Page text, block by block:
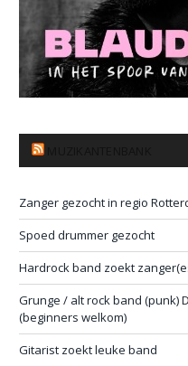
Zanger gezocht in regio
Spoed drummer gezocht
Hardrock band zoekt
Grunge / alt rock band (punk)
(beginners welkom)
Gitarist zoekt leuke band